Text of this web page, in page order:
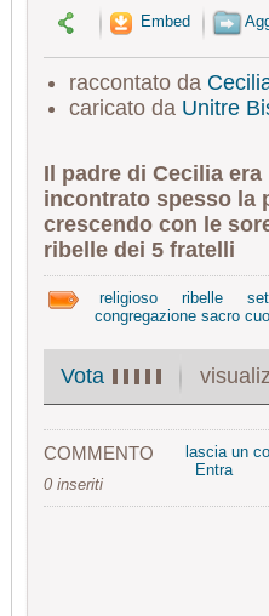
Embed
raccontato da
caricato da Unitre
Il padre di Cecilia
incontrato spesso la
crescendo con le
ribelle dei 5 fratelli
religioso ribelle
congregazione sacro
Vota
COMMENTO
0 inseriti
lascia un
Entra